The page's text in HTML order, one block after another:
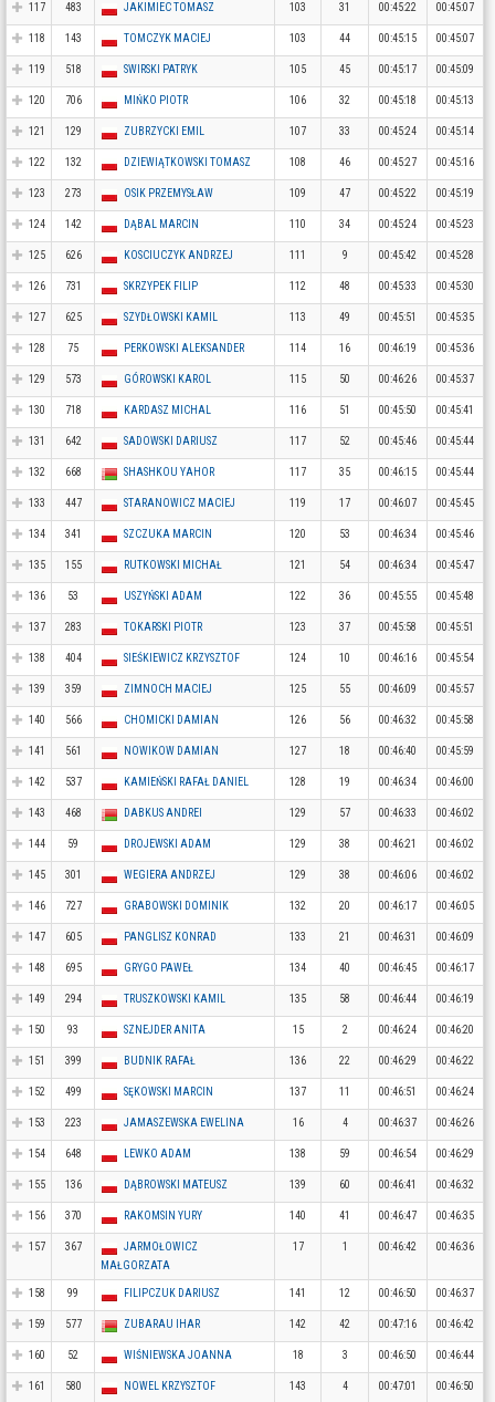
117 483 JAKIMIEC TOMASZ 103 31 00:45:22 00:45:07
118 143 TOMCZYK MACIEJ 103 44 00:45:15 00:45:07
119 518 SWIRSKI PATRYK 105 45 00:45:17 00:45:09
120 706 MIŃKO PIOTR 106 32 00:45:18 00:45:13
121 129 ZUBRZYCKI EMIL 107 33 00:45:24 00:45:14
122 132 DZIEWIĄTKOWSKI TOMASZ 108 46 00:45:27 00:45:16
123 273 OSIK PRZEMYSŁAW 109 47 00:45:22 00:45:19
124 142 DĄBAL MARCIN 110 34 00:45:24 00:45:23
125 626 KOSCIUCZYK ANDRZEJ 111 9 00:45:42 00:45:28
126 731 SKRZYPEK FILIP 112 48 00:45:33 00:45:30
127 625 SZYDŁOWSKI KAMIL 113 49 00:45:51 00:45:35
128 75 PERKOWSKI ALEKSANDER 114 16 00:46:19 00:45:36
129 573 GÓROWSKI KAROL 115 50 00:46:26 00:45:37
130 718 KARDASZ MICHAL 116 51 00:45:50 00:45:41
131 642 SADOWSKI DARIUSZ 117 52 00:45:46 00:45:44
132 668 SHASHKOU YAHOR 117 35 00:46:15 00:45:44
133 447 STARANOWICZ MACIEJ 119 17 00:46:07 00:45:45
134 341 SZCZUKA MARCIN 120 53 00:46:34 00:45:46
135 155 RUTKOWSKI MICHAŁ 121 54 00:46:34 00:45:47
136 53 USZYŃSKI ADAM 122 36 00:45:55 00:45:48
137 283 TOKARSKI PIOTR 123 37 00:45:58 00:45:51
138 404 SIEŚKIEWICZ KRZYSZTOF 124 10 00:46:16 00:45:54
139 359 ZIMNOCH MACIEJ 125 55 00:46:09 00:45:57
140 566 CHOMICKI DAMIAN 126 56 00:46:32 00:45:58
141 561 NOWIKOW DAMIAN 127 18 00:46:40 00:45:59
142 537 KAMIEŃSKI RAFAŁ DANIEL 128 19 00:46:34 00:46:00
143 468 DABKUS ANDREI 129 57 00:46:33 00:46:02
144 59 DROJEWSKI ADAM 129 38 00:46:21 00:46:02
145 301 WEGIERA ANDRZEJ 129 38 00:46:06 00:46:02
146 727 GRABOWSKI DOMINIK 132 20 00:46:17 00:46:05
147 605 PANGLISZ KONRAD 133 21 00:46:31 00:46:09
148 695 GRYGO PAWEŁ 134 40 00:46:45 00:46:17
149 294 TRUSZKOWSKI KAMIL 135 58 00:46:44 00:46:19
150 93 SZNEJDER ANITA 15 2 00:46:24 00:46:20
151 399 BUDNIK RAFAŁ 136 22 00:46:29 00:46:22
152 499 SĘKOWSKI MARCIN 137 11 00:46:51 00:46:24
153 223 JAMASZEWSKA EWELINA 16 4 00:46:37 00:46:26
154 648 LEWKO ADAM 138 59 00:46:54 00:46:29
155 136 DĄBROWSKI MATEUSZ 139 60 00:46:41 00:46:32
156 370 RAKOMSIN YURY 140 41 00:46:47 00:46:35
157 367
JARMOŁOWICZ
MAŁGORZATA
17 1 00:46:42 00:46:36
158 99 FILIPCZUK DARIUSZ 141 12 00:46:50 00:46:37
159 577 ZUBARAU IHAR 142 42 00:47:16 00:46:42
160 52 WIŚNIEWSKA JOANNA 18 3 00:46:50 00:46:44
161 580 NOWEL KRZYSZTOF 143 4 00:47:01 00:46:50